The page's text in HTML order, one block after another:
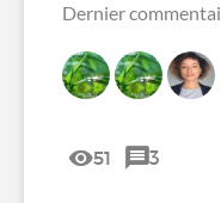
Dernier
51 3